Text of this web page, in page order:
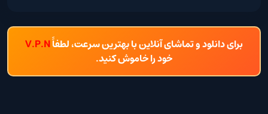
برای دانلود و تماشای آنلاین با بهترین سرعت، لطفاًV.P.N
خود را خاموش کنید.